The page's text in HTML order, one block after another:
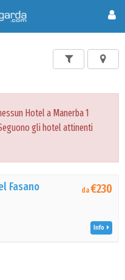
Hotel a Manerba 1
gli hotel attinenti
Fasano da€230
Info